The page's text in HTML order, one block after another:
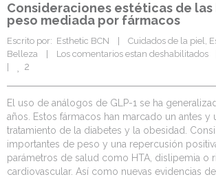
Consideraciones estéticas de las
peso mediada por fármacos
Escrito por:  Esthetic BCN    | Cuidados de la piel,
Belleza
Los comentarios estan deshabilitados
2
El uso de análogos de GLP-1 se ha
años. Estos fármacos han marcado un antes y
tratamiento de la diabetes y la obesidad.
importantes de peso y una repercusión
parámetros de salud como HTA, dislipemia o
cardiovascular. Así como nuevas evidencias de